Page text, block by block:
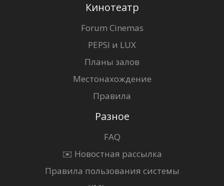
Кинотеатр
Forum Cinemas
PEPSI и LUX
Планы залов
Местонахождение
Правила
Разное
FAQ
✉️ Новостная рассылка
Правила пользования системы